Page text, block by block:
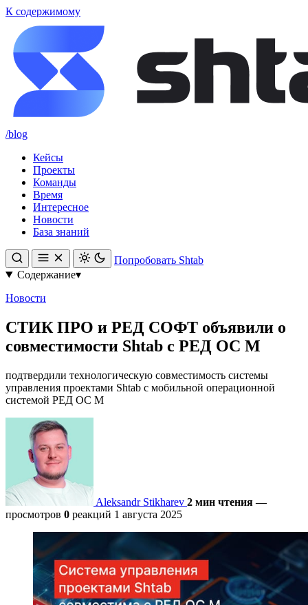
К содержимому
/blog
Кейсы
Проекты
Команды
Время
Интересное
Новости
База знаний
Попробовать Shtab
Содержание▾
Новости
СТИК ПРО и РЕД СОФТ объявили о
совместимости Shtab с РЕД ОС М
подтвердили технологическую совместимость системы
управления проектами Shtab с мобильной операционной
системой РЕД ОС М
Aleksandr Stikharev 2 мин чтения —
просмотров 0 реакций 1 августа 2025